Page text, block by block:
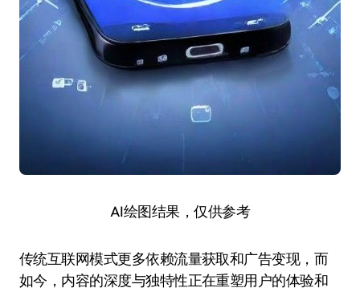
AI绘图结果，仅供参考
传统互联网模式更多依赖流量获取和广告变现，而
如今，内容的深度与独特性正在重塑用户的体验和